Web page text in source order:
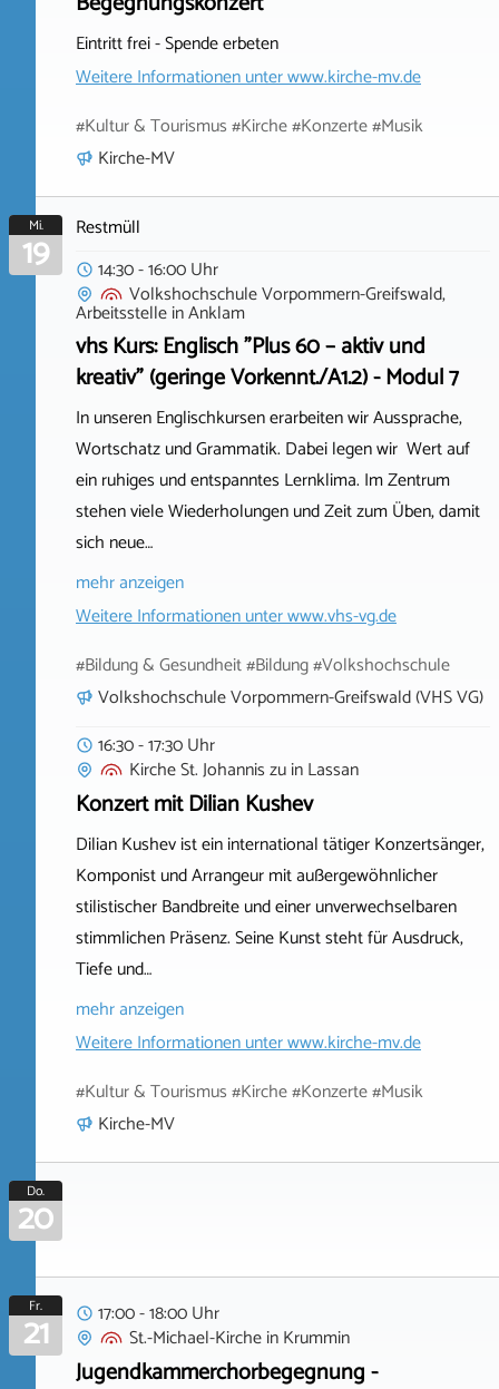
Eintritt frei - Spende erbeten
Weitere Informationen unterwww.kirche-mv.de
#Kultur & Tourismus #Kirche #Konzerte #Musik
Kirche-MV
Mi.
19
Restmüll
14:30 - 16:00 Uhr
Volkshochschule Vorpommern-Greifswald,
ArbeitsstelleinAnklam
vhs Kurs: Englisch "Plus 60 – aktiv und
kreativ" (geringe Vorkennt./A1.2) - Modul 7
In unseren Englischkursen erarbeiten wir Aussprache,
Wortschatz und Grammatik. Dabei legen wir Wert auf
ein ruhiges und entspanntes Lernklima. Im Zentrum
stehen viele Wiederholungen und Zeit zum Üben, damit
sich neue…
mehr anzeigen
Weitere Informationen unterwww.vhs-vg.de
#Bildung & Gesundheit #Bildung #Volkshochschule
Volkshochschule Vorpommern-Greifswald (VHS VG)
16:30 - 17:30 Uhr
Kirche St. Johannis zuinLassan
Konzert mit Dilian Kushev
Dilian Kushev ist ein international tätiger Konzertsänger,
Komponist und Arrangeur mit außergewöhnlicher
stilistischer Bandbreite und einer unverwechselbaren
stimmlichen Präsenz. Seine Kunst steht für Ausdruck,
Tiefe und…
mehr anzeigen
Weitere Informationen unterwww.kirche-mv.de
#Kultur & Tourismus #Kirche #Konzerte #Musik
Kirche-MV
Do.
20
Fr.
21
17:00 - 18:00 Uhr
St.-Michael-KircheinKrummin
Jugendkammerchorbegegnung -